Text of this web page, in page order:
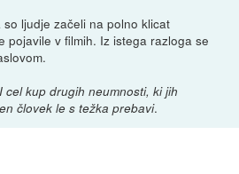
ljudje začeli na polno klicat
pojavile v filmih. Iz istega razloga se
kup drugih neumnosti, ki jih
človek le s težka prebavi.